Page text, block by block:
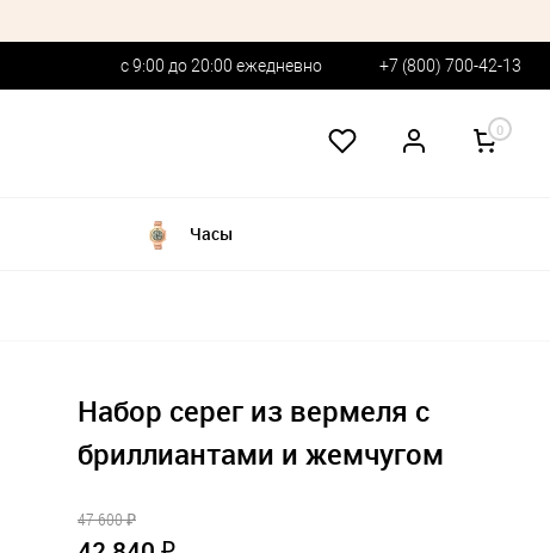
с 9:00 до 20:00 ежедневно +7 (800) 700-42-13
0
Часы
Набор серег из вермеля с
бриллиантами и жемчугом
47 600 ₽